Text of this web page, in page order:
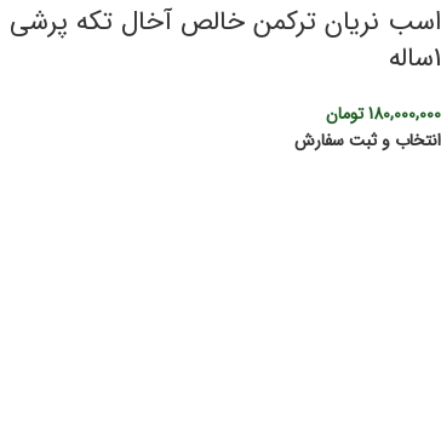
اسب نریان ترکمن خالص آخال تکه پرشی
1ساله
180,000,000تومان
انتخاب و ثبت سفارش